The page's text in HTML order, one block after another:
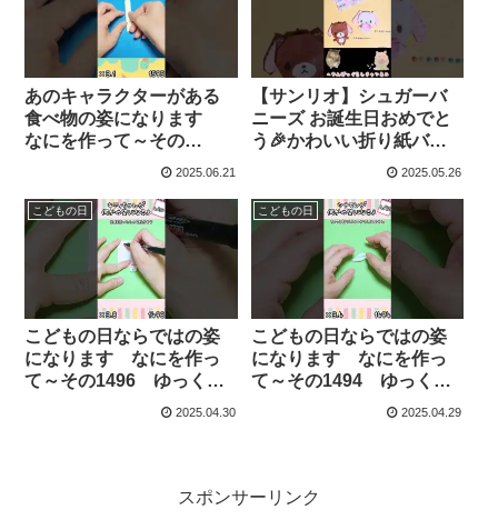
– へやんぽっぐらしチャン
ネル【人気キャラ折り紙
(Popular character
origami)】
あのキャラクターがある
食べ物の姿になります
なにを作って～その
1595 ゆっくりの動画が
で教えてください #簡単な
折り紙 #折り紙 – おりがみ
あみごり
2025.06.21
【サンリオ】シュガーバ
ニーズ お誕生日おめでと
う🎉かわいい折り紙バー
スデーカード作ってみた✨️
ーバニーズ #折り紙 #ハッ
ピーバースデー #へやんぽ
っぐらし – へやんぽっぐ
らしチャンネル【人気キ
ャラ折り紙(Popular
character origami)】
2025.05.26
こどもの日
こどもの日ならではの姿
になります なにを作っ
て～その1496 ゆっくり
の動画が欲しいときはコ
2025.04.30
こどもの日
こどもの日ならではの姿
になります なにを作っ
て～その1494 ゆっくり
の動画が欲しいときはコ
2025.04.29
スポンサーリンク